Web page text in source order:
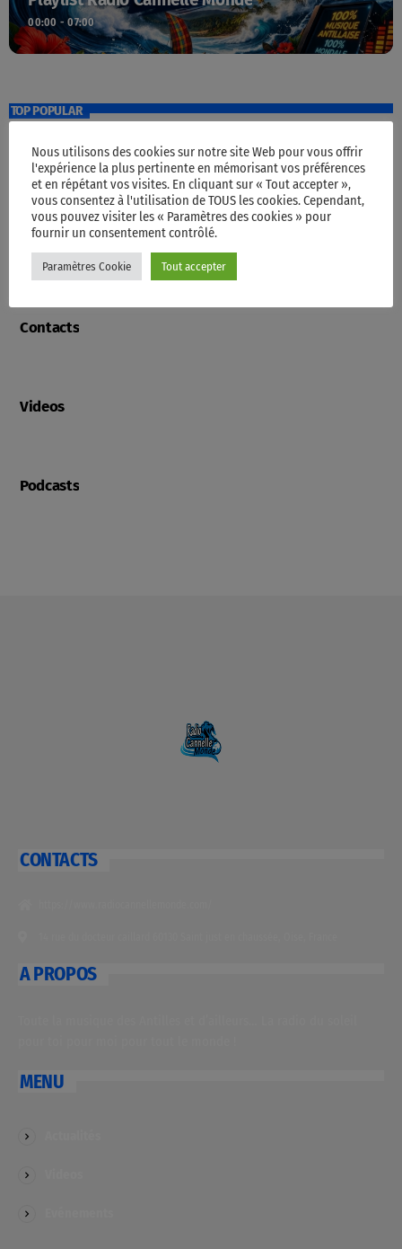
00:00 - 07:00
TOP POPULAR
Accueil
Programme
Contacts
Videos
Podcasts
CONTACTS
A PROPOS
MENU
Nous utilisons des cookies sur notre site Web pour vous offrir
l'expérience la plus pertinente en mémorisant vos préférences
et en répétant vos visites. En cliquant sur « Tout accepter »,
vous consentez à l'utilisation de TOUS les cookies. Cependant,
vous pouvez visiter les « Paramètres des cookies » pour
fournir un consentement contrôlé.
Paramètres Cookie Tout accepter